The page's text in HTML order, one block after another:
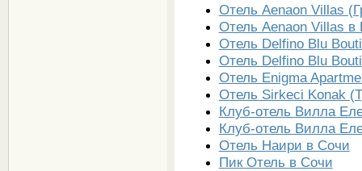
Отель Aenaon Villas
Отель Aenaon Villas в
Отель Delfino Blu
Отель Delfino Blu
Отель Enigma
Отель Sirkeci Konak
Клуб-отель Вилла
Клуб-отель Вилла
Отель Наири в Сочи
Пик Отель в Сочи